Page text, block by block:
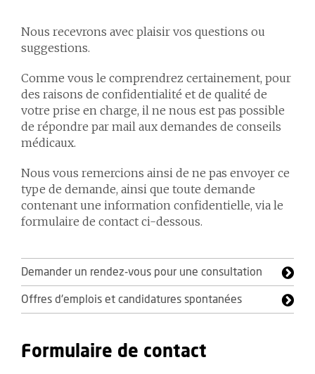
Nous recevrons avec plaisir vos questions ou
suggestions.
Comme vous le comprendrez certainement, pour
des raisons de confidentialité et de qualité de
votre prise en charge, il ne nous est pas possible
de répondre par mail aux demandes de conseils
médicaux.
Nous vous remercions ainsi de ne pas envoyer ce
type de demande, ainsi que toute demande
contenant une information confidentielle, via le
formulaire de contact ci-dessous.
Demander un rendez-vous pour une consultation
Offres d'emplois et candidatures spontanées
Formulaire de contact